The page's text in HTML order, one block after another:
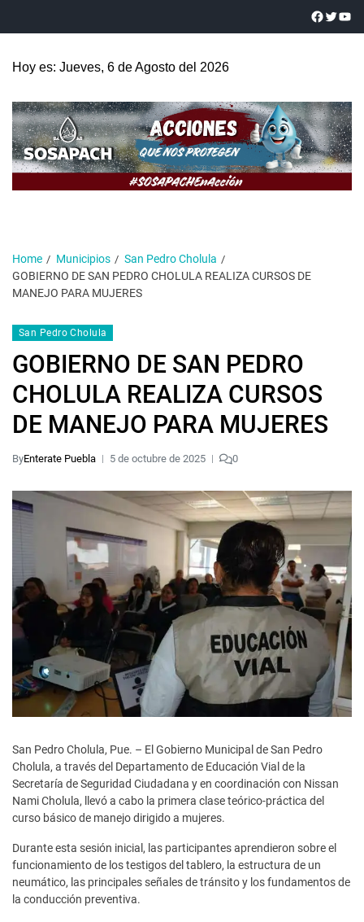
Hoy es: Jueves, 6 de Agosto del 2026
Home Municipios
San Pedro Cholula
GOBIERNO DE SAN PEDRO CHOLULA REALIZA CURSOS DE
MANEJO PARA MUJERES
San Pedro Cholula
GOBIERNO DE SAN PEDRO
CHOLULA REALIZA CURSOS
DE MANEJO PARA MUJERES
ByEnterate Puebla 5 de octubre de 2025 0
San Pedro Cholula, Pue. – El Gobierno Municipal de San Pedro
Cholula, a través del Departamento de Educación Vial de la
Secretaría de Seguridad Ciudadana y en coordinación con Nissan
Nami Cholula, llevó a cabo la primera clase teórico-práctica del
curso básico de manejo dirigido a mujeres.
Durante esta sesión inicial, las participantes aprendieron sobre el
funcionamiento de los testigos del tablero, la estructura de un
neumático, las principales señales de tránsito y los fundamentos de
la conducción preventiva.